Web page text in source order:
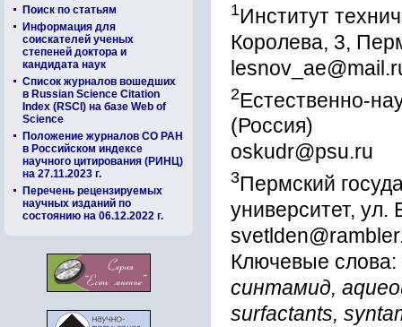
Поиск по статьям
Информация для
соискателей ученых
степеней доктора и
кандидата наук
Список журналов вошедших
в Russian Science Citation
Index (RSCI) на базе Web of
Science
Положение журналов СО РАН
в Российском индексе
научного цитирования (РИНЦ)
на 27.11.2023 г.
Перечень рецензируемых
научных изданий по
состоянию на 06.12.2022 г.
1Институт
Королева, 3,
2Естественно-
(Россия)
oskudr@psu.ru
3Пермский
университет,
Ключевые слова:
синтамид,
surfactants,